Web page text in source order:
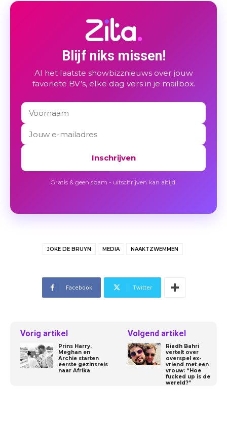
Blijf niks missen!
Al het laatste showbizznieuws over jouw
favoriete BV’s, elke dag vers in je mailbox.
Inschrijven
Gratis & geen spam - uitschrijven kan altijd.
JOKE DE BRUYN MEDIA NAAKTZWEMMEN
Facebook Twitter
Vorig artikel
Prins Harry,
Meghan en
Archie starten
eerste gezinsreis
naar Afrika
Volgend artikel
Riadh Bahri
vertelt over
overspel ex-
vriend met een
vrouw: “Hoe
fucked up is de
wereld?”